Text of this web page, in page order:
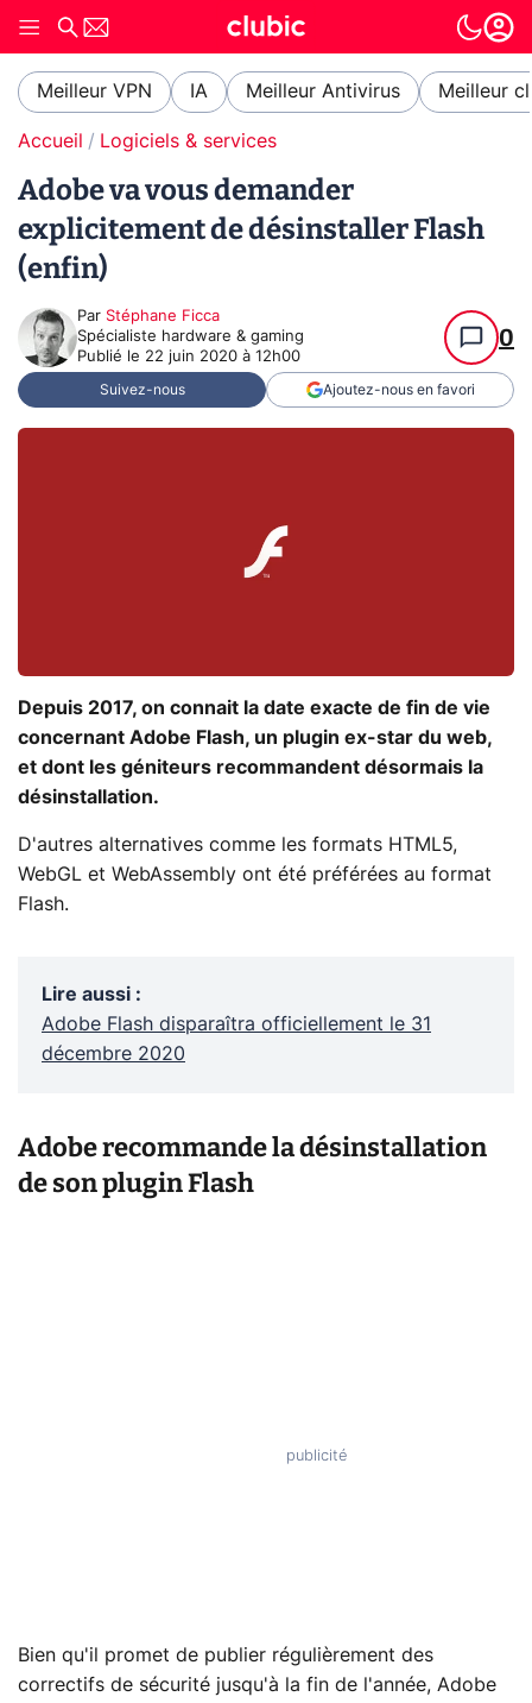
Meilleur VPN IA Meilleur Antivirus Meilleur
Accueil Logiciels & services
Adobe va vous demander
explicitement de désinstaller Flash
(enfin)
Par Stéphane Ficca
Spécialiste hardware & gaming
Publié le 22 juin 2020 à 12h00
0
Suivez-nous Ajoutez-nous en favori
Depuis 2017, on connait la date exacte de fin de vie
concernant Adobe Flash, un plugin ex-star du web,
et dont les géniteurs recommandent désormais la
désinstallation.
D'autres alternatives comme les formats HTML5,
WebGL et WebAssembly ont été préférées au format
Flash.
Lire aussi :
Adobe Flash disparaîtra officiellement le 31
décembre 2020
Adobe recommande la désinstallation
de son plugin Flash
Bien qu'il promet de publier régulièrement des
correctifs de sécurité jusqu'à la fin de l'année, Adobe